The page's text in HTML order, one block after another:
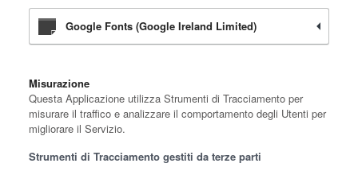
Google Fonts (Google Ireland Limited)
Misurazione
Questa Applicazione utilizza Strumenti di Tracciamento per
misurare il traffico e analizzare il comportamento degli Utenti per
migliorare il Servizio.
Strumenti di Tracciamento gestiti da terze parti